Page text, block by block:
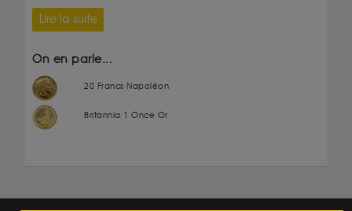
Lire la suite
On en parle...
20 Francs Napoléon
Britannia 1 Once Or